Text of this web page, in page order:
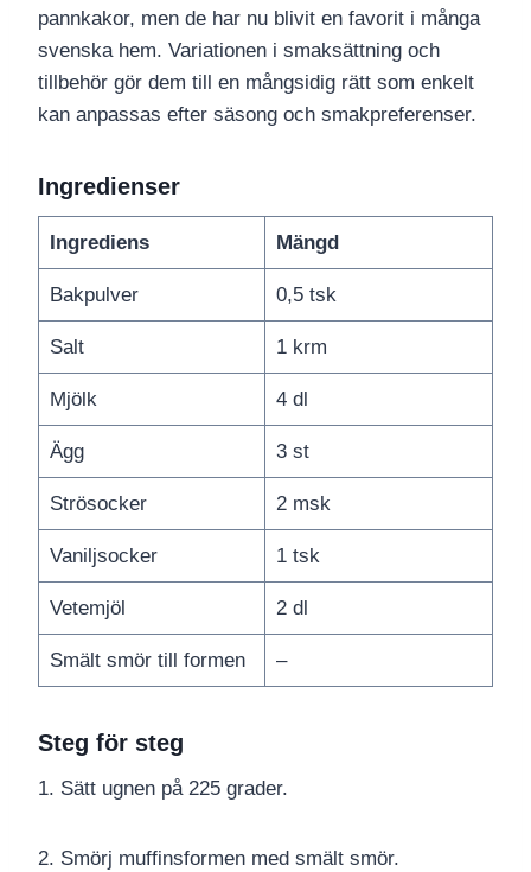
pannkakor, men de har nu blivit en favorit i många
svenska hem. Variationen i smaksättning och
tillbehör gör dem till en mångsidig rätt som enkelt
kan anpassas efter säsong och smakpreferenser.
Ingredienser
Ingrediens Mängd
Bakpulver 0,5 tsk
Salt 1 krm
Mjölk 4 dl
Ägg 3 st
Strösocker 2 msk
Vaniljsocker 1 tsk
Vetemjöl 2 dl
Smält smör till formen –
Steg för steg
1. Sätt ugnen på 225 grader.
2. Smörj muffinsformen med smält smör.